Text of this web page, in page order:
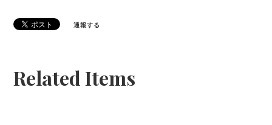
通報する
Related Items